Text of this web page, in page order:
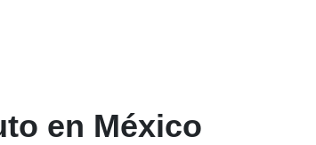
en México